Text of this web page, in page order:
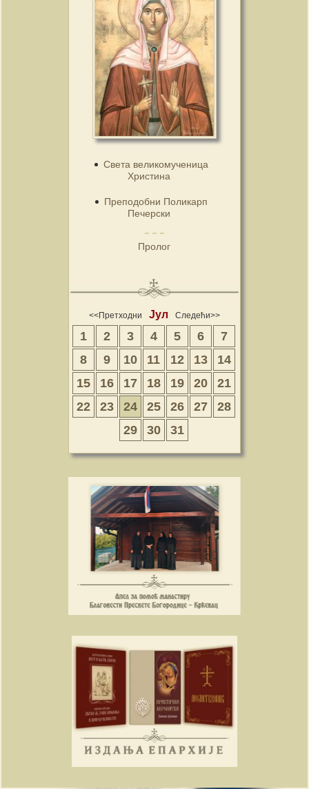
Света великомученица
Христина
Преподобни Поликарп
Печерски
Пролог
<<Претходни Јул Следећи>>
1 2 3 4 5 6
7
8
9 10 11 12 13
14
15
16 17 18 19 20
21
22
23 24 25 26 27
28
29
30 31